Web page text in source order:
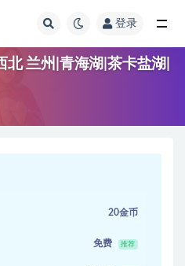
登录
兰州|青海湖|茶卡盐湖|
20金币
免费 推荐